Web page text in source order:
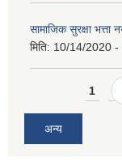
सामाजिक सुरक्षा भत्ता
मिति: 10/14/2020 -
Pages1
अन्य